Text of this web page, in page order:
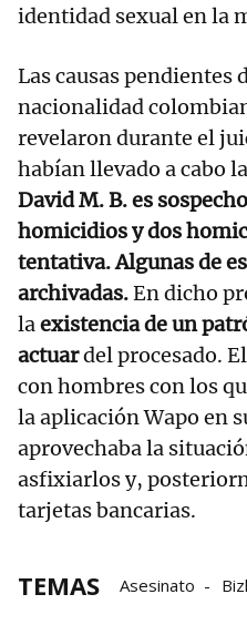
identidad sexual en la
Las causas pendientes
nacionalidad
revelaron durante el
habían llevado a cabo
David M. B. es
homicidios y dos
tentativa. Algunas de
archivadas.En dicho
laexistencia de un
actuardel procesado.
con hombres con los
la aplicación Wapo en
aprovechaba la
asfixiarlos y,
tarjetas bancarias.
TEMAS Asesinato